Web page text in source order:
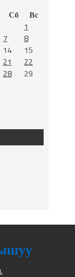
Сб
Вс
1
7
8
14
15
21
22
28
29